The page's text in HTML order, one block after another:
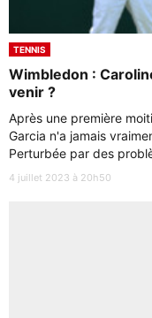
TENNIS
Wimbledon :
venir ?
Après une première
Garcia n'a jamais
Perturbée par des
4 juillet 2023 à 20h50